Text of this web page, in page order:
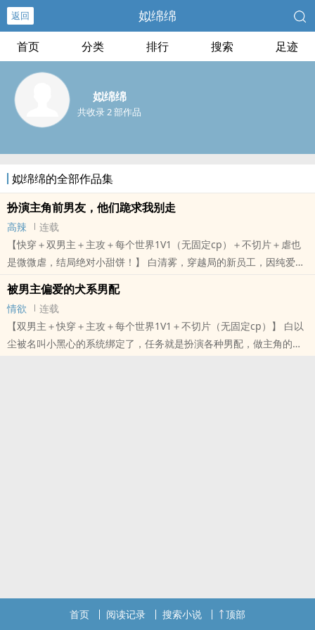
返回 姒绵绵
首页 分类 排行 搜索 足迹
姒绵绵
共收录 2 部作品
姒绵绵的全部作品集
扮演主角前男友，他们跪求我别走
高辣
连载
【快穿＋双男主＋主攻＋每个世界1V1（无固定cp）＋不切片＋虐也
是微微虐，结局绝对小甜饼！】 白清雾，穿越局的新员工，因纯爱组
满员被调剂到前男友扮演组。 身为‘前’男友，他要对主角做的事不下
于：恶语相向..
本站提示：各位书友要是觉得《扮演主角前男友，他们跪求我别走》
还不错的话请不要忘记向您QQ群和微博里的朋友推荐哦！
被男主偏爱的犬系男配
情欲
连载
【双男主＋快穿＋主攻＋每个世界1V1＋不切片（无固定cp）】 白以
尘被名叫小黑心的系统绑定了，任务就是扮演各种男配，做主角的爱
首页 阅读记录 搜索小说 顶部